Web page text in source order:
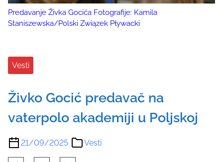
Predavanje Živka Gocića Fotografije: Kamila
Staniszewska/Polski Związek Pływacki
Vesti
Živko Gocić predavač na
vaterpolo akademiji u Poljskoj
21/09/2025 Vesti